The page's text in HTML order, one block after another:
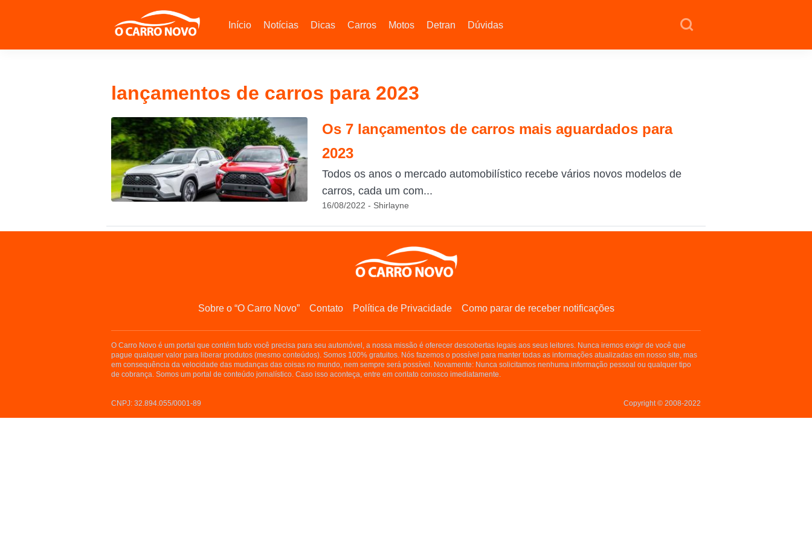
Início Notícias Dicas Carros Motos Detran Dúvidas
lançamentos de carros para 2023
Os 7 lançamentos de carros mais aguardados para
2023
Todos os anos o mercado automobilístico recebe vários novos modelos de
carros, cada um com...
16/08/2022 - Shirlayne
Sobre o “O Carro Novo” Contato Política de Privacidade Como parar de receber notificações
O Carro Novo é um portal que contém tudo você precisa para seu automóvel, a nossa missão é oferecer descobertas legais aos seus leitores. Nunca iremos exigir de você que
pague qualquer valor para liberar produtos (mesmo conteúdos). Somos 100% gratuitos. Nós fazemos o possível para manter todas as informações atualizadas em nosso site, mas
em consequência da velocidade das mudanças das coisas no mundo, nem sempre será possível. Novamente: Nunca solicitamos nenhuma informação pessoal ou qualquer tipo
de cobrança. Somos um portal de conteúdo jornalístico. Caso isso aconteça, entre em contato conosco imediatamente.
Copyright © 2008-2022
CNPJ: 32.894.055/0001-89